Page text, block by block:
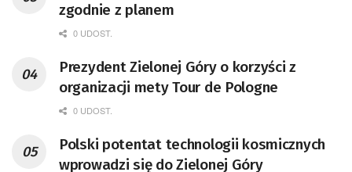
zgodnie z planem
0 UDOST.
Prezydent Zielonej Góry o korzyści z
organizacji mety Tour de Pologne
0 UDOST.
Polski potentat technologii kosmicznych
wprowadzi się do Zielonej Góry